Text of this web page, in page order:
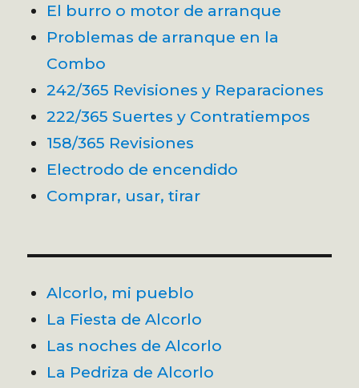
El burro o motor de arranque
Problemas de arranque en la
Combo
242/365 Revisiones y Reparaciones
222/365 Suertes y Contratiempos
158/365 Revisiones
Electrodo de encendido
Comprar, usar, tirar
Alcorlo, mi pueblo
La Fiesta de Alcorlo
Las noches de Alcorlo
La Pedriza de Alcorlo